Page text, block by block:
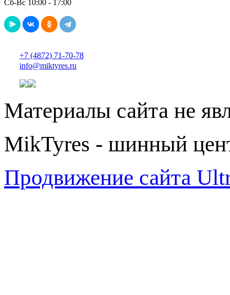
Сб-Вс 10:00 - 17:00
+7 (4872) 71-70-78
info@miktyres.ru
Материалы сайта не
MikTyres - шинный
Продвижение сайта